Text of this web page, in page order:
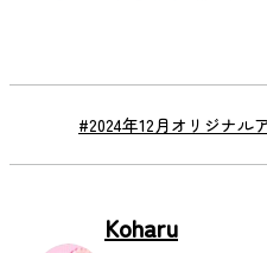
#2024年12月オリジナル
Koharu